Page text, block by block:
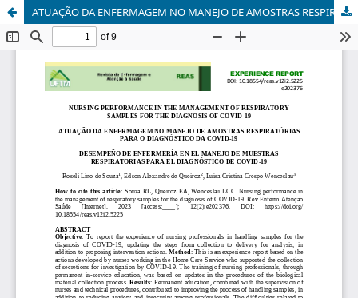
ATUAÇÃO DA ENFERMAGEM NO MANEJO DE AMOSTRAS RESPIRATÓRIAS PARA O DIAGNÓSTICO DA COVID-19